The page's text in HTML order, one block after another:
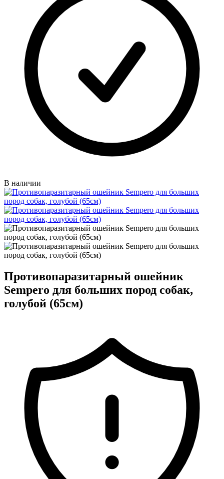
В наличии
Противопаразитарный ошейник
Sempero для больших пород собак,
голубой (65см)